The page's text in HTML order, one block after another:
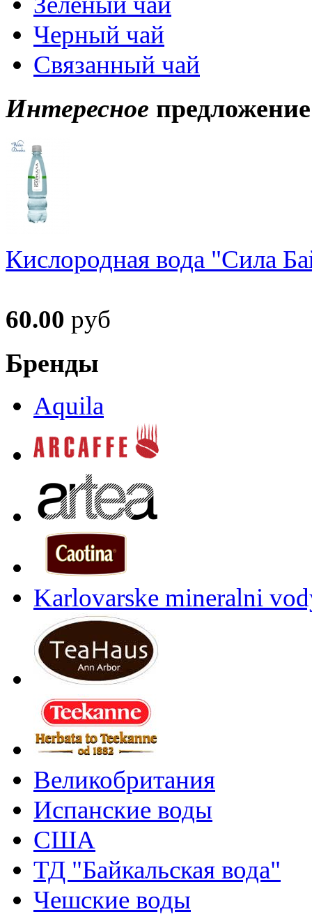
Черный чай
Связанный чай
Интересное предложение
Кислородная вода "Сила
60.00 руб
Бренды
Aquila
Karlovarske mineralni
Великобритания
Испанские воды
США
ТД "Байкальская вода"
Чешские воды